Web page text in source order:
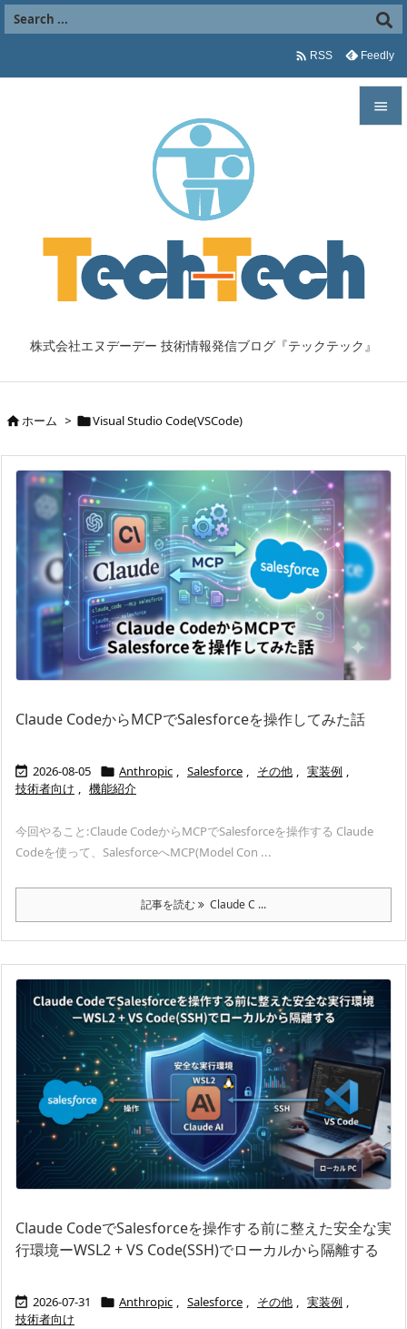
株式会社エヌデーデー 技術情報発信ブログ『テックテック』

 RSS Feedly
ホーム > Visual Studio Code(VSCode)
Claude CodeからMCPでSalesforceを操作してみた話
 2026-08-05  Anthropic , Salesforce , その他 , 実装例 ,
技術者向け , 機能紹介
今回やること:Claude CodeからMCPでSalesforceを操作する Claude
Codeを使って、SalesforceへMCP(Model Con ...
記事を読む Claude C ...
Claude CodeでSalesforceを操作する前に整えた安全な実
行環境ーWSL2 + VS Code(SSH)でローカルから隔離する
 2026-07-31  Anthropic , Salesforce , その他 , 実装例 ,
技術者向け